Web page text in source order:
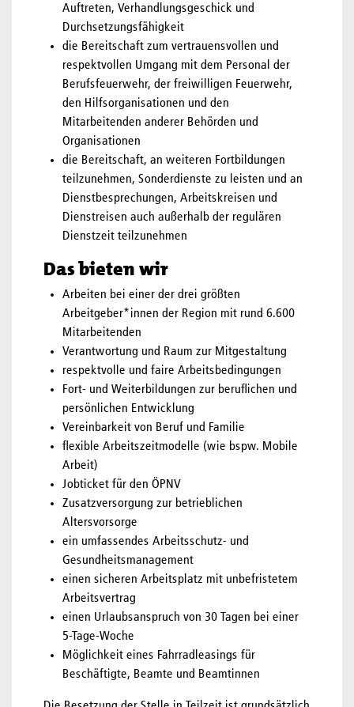
Auftreten, Verhandlungsgeschick und
Durchsetzungsfähigkeit
die Bereitschaft zum vertrauensvollen und
respektvollen Umgang mit dem Personal der
Berufsfeuerwehr, der freiwilligen Feuerwehr,
den Hilfsorganisationen und den
Mitarbeitenden anderer Behörden und
Organisationen
die Bereitschaft, an weiteren Fortbildungen
teilzunehmen, Sonderdienste zu leisten und an
Dienstbesprechungen, Arbeitskreisen und
Dienstreisen auch außerhalb der regulären
Dienstzeit teilzunehmen
Das bieten wir
Arbeiten bei einer der drei größten
Arbeitgeber*innen der Region mit rund 6.600
Mitarbeitenden
Verantwortung und Raum zur Mitgestaltung
respektvolle und faire Arbeitsbedingungen
Fort- und Weiterbildungen zur beruflichen und
persönlichen Entwicklung
Vereinbarkeit von Beruf und Familie
flexible Arbeitszeitmodelle (wie bspw. Mobile
Arbeit)
Jobticket für den ÖPNV
Zusatzversorgung zur betrieblichen
Altersvorsorge
ein umfassendes Arbeitsschutz- und
Gesundheitsmanagement
einen sicheren Arbeitsplatz mit unbefristetem
Arbeitsvertrag
einen Urlaubsanspruch von 30 Tagen bei einer
5-Tage-Woche
Möglichkeit eines Fahrradleasings für
Beschäftigte, Beamte und Beamtinnen